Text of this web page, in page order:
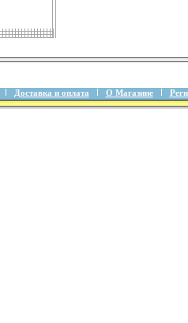
Доставка и оплата О Магазине